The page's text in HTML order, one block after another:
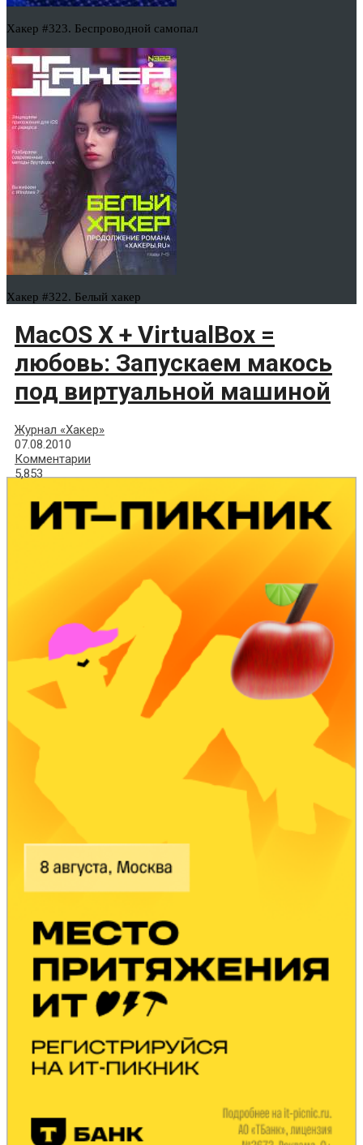
Хакер #323. Беспроводной самопал
Хакер #322. Белый хакер
MacOS X + VirtualBox =
любовь: Запускаем макось
под виртуальной машиной
Журнал «Хакер»
07.08.2010
Комментарии
5,853